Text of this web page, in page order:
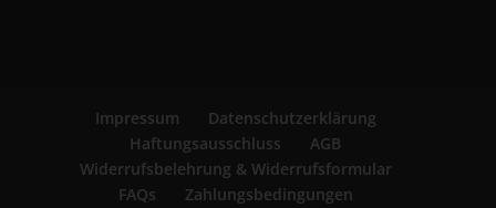
Impressum
Datenschutzerklärung
Haftungsausschluss
AGB
Widerrufsbelehrung & Widerrufsformular
FAQs
Zahlungsbedingungen